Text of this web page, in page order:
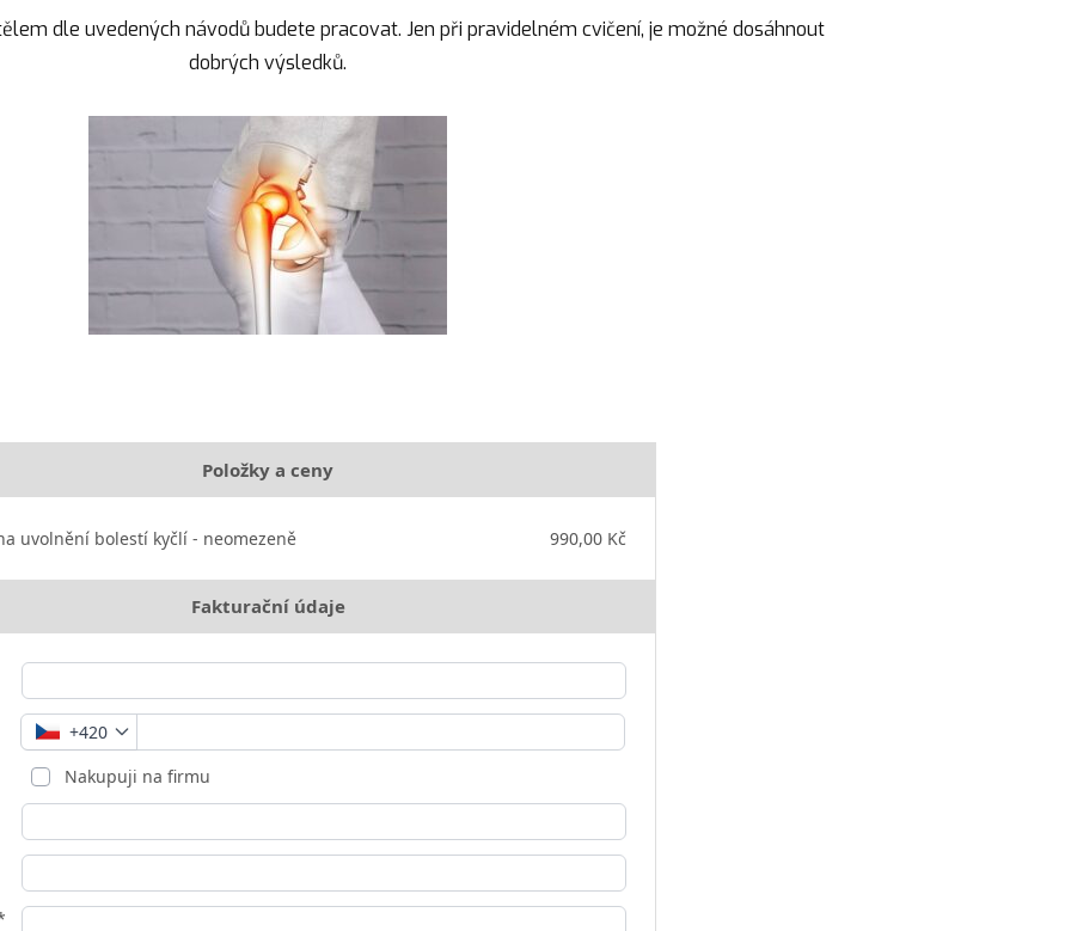
dle uvedených návodů budete pracovat. Jen při pravidelném cvičení, je možné dosáhnout
dobrých výsledků.
Položky a ceny
uvolnění bolestí kyčlí - neomezeně 990,00 Kč
Fakturační údaje
+420
Nakupuji na firmu